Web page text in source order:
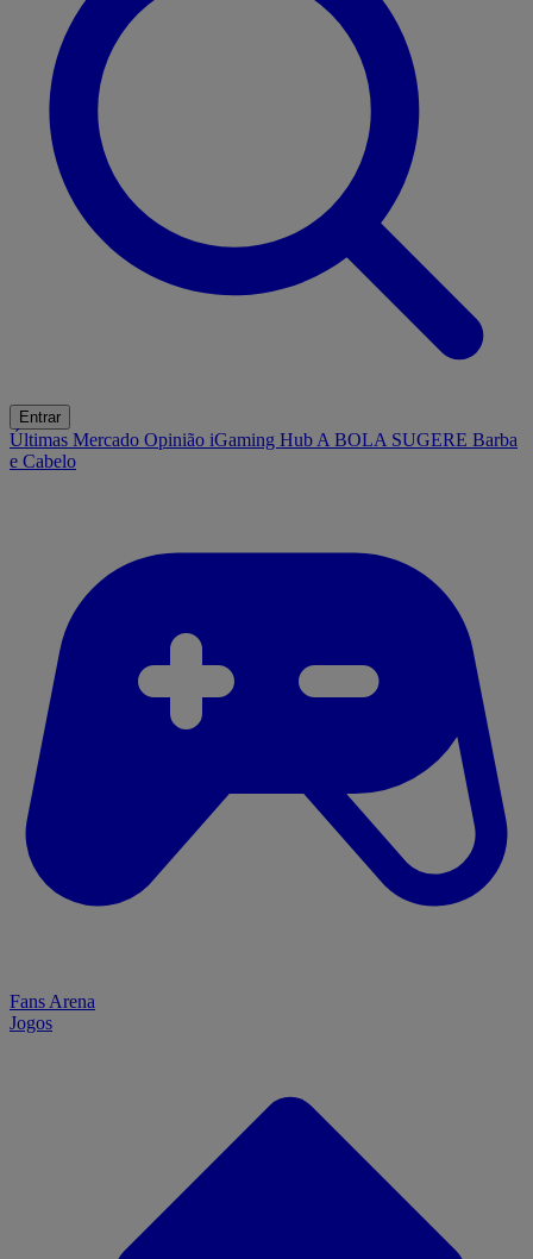
Entrar
Últimas Mercado Opinião iGaming Hub A BOLA SUGERE Barba
e Cabelo
Fans Arena
Jogos